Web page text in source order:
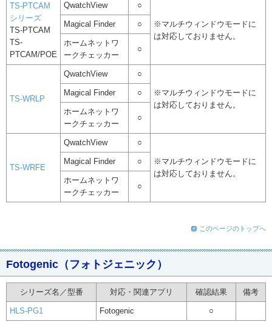
TS-PTCAM
シリーズ
TS-PTCAM
TS-
PTCAM/POE
QwatchView ○
※マルチウィンドウモードに
は対応しておりません。
Magical Finder ○
ホームネットワ
ークチェッカー
○
TS-WRLP
QwatchView ○
※マルチウィンドウモードに
は対応しておりません。
Magical Finder ○
ホームネットワ
ークチェッカー
○
TS-WRFE
QwatchView ○
※マルチウィンドウモードに
は対応しておりません。
Magical Finder ○
ホームネットワ
ークチェッカー
○
このページのトップへ
Fotogenic（フォトジェニック）
シリーズ名／型番 対応・関連アプリ 確認結果 備考
HLS-PG1 Fotogenic ○